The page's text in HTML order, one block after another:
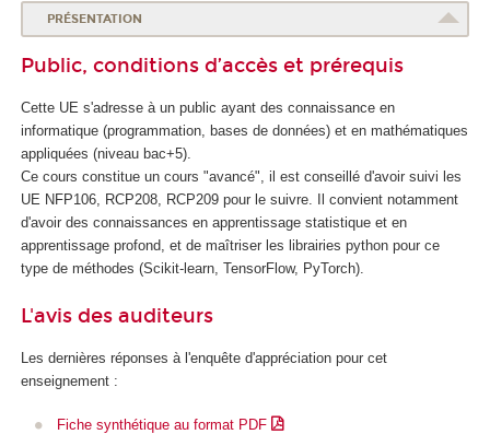
d
u
n
m
é
r
i
q
u
e
e
d
l
'
A
PRÉSENTATION
Public, conditions d’accès et prérequis
Cette UE s'adresse à un public ayant des connaissance en
informatique (programmation, bases de données) et en mathématiques
appliquées (niveau bac+5).
Ce cours constitue un cours "avancé", il est conseillé d'avoir suivi les
UE NFP106, RCP208, RCP209 pour le suivre. Il convient notamment
d'avoir des connaissances en apprentissage statistique et en
apprentissage profond, et de maîtriser les librairies python pour ce
type de méthodes (Scikit-learn, TensorFlow, PyTorch).
L'avis des auditeurs
Les dernières réponses à l'enquête d'appréciation pour cet
enseignement :
Fiche synthétique au format PDF